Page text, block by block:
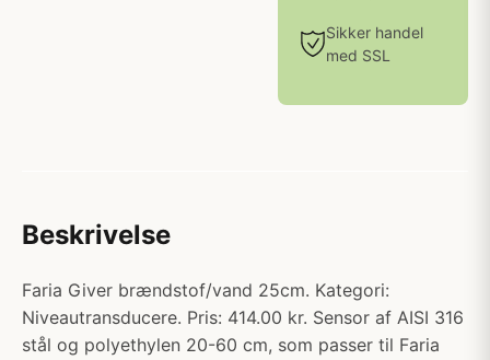
Sikker handel
med SSL
Beskrivelse
Faria Giver brændstof/vand 25cm. Kategori:
Niveautransducere. Pris: 414.00 kr. Sensor af AISI 316
stål og polyethylen 20-60 cm, som passer til Faria